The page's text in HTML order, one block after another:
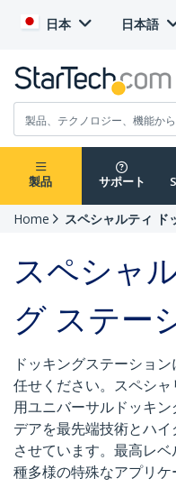
日本 日本語
製品 サポート
Home スペシャルティ ド
スペシャ
グ ステー
ドッキングステーショ
任せください。スペシ
用ユニバーサルドッキ
デアを最先端技術とハ
させています。最高レ
種多様の特殊なアプリケ